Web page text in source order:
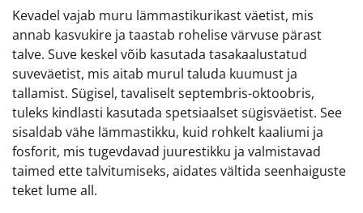
Kevadel vajab muru lämmastikurikast väetist, mis
annab kasvukire ja taastab rohelise värvuse pärast
talve. Suve keskel võib kasutada tasakaalustatud
suveväetist, mis aitab murul taluda kuumust ja
tallamist. Sügisel, tavaliselt septembris-oktoobris,
tuleks kindlasti kasutada spetsiaalset sügisväetist. See
sisaldab vähe lämmastikku, kuid rohkelt kaaliumi ja
fosforit, mis tugevdavad juurestikku ja valmistavad
taimed ette talvitumiseks, aidates vältida seenhaiguste
teket lume all.